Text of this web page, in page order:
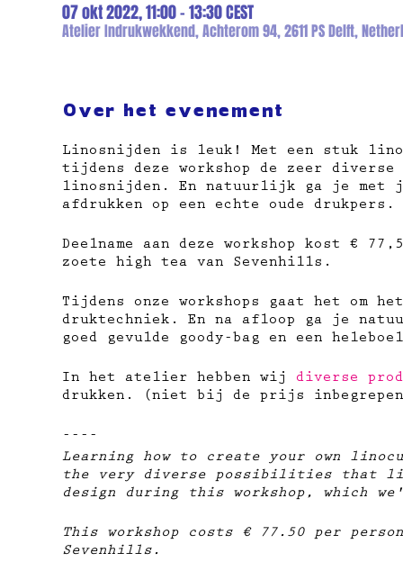
07 okt 2022, 11:00 – 13:30 CEST
Atelier Indrukwekkend, Achterom 94, 2611 PS Delft,
Over het evenement
Linosnijden is leuk! Met een stuk
tijdens deze workshop de zeer
linosnijden. En natuurlijk ga je met
afdrukken op een echte oude drukpers.
Deelname aan deze workshop kost €
zoete high tea van Sevenhills.
Tijdens onze workshops gaat het om
druktechniek. En na afloop ga je
goed gevulde goody-bag en een
In het atelier hebben wij diverse
drukken. (niet bij de prijs
----
Learning how to create your own
the very diverse possibilities that
design during this workshop, which
This workshop costs € 77.50 per
Sevenhills.​